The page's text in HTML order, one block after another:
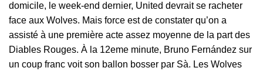
domicile, le week-end dernier, United devrait se racheter
face aux Wolves. Mais force est de constater qu’on a
assisté à une première acte assez moyenne de la part des
Diables Rouges. À la 12eme minute, Bruno Fernández sur
un coup franc voit son ballon bosser par Sà. Les Wolves